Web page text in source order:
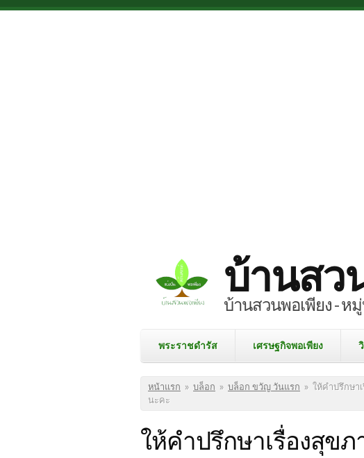
Skip to main content
บ้านสว
บ้านสวนพอเพียง - ห
พระราชดำรัส เศรษฐกิจพอเพียง
คุณอยู่ที่นี่
หน้าแรก » บล็อก » บล็อก ขวัญ วันแรก » ให้คำปรึกษา
นะคะ
ให้คำปรึกษาเรื่องสุข